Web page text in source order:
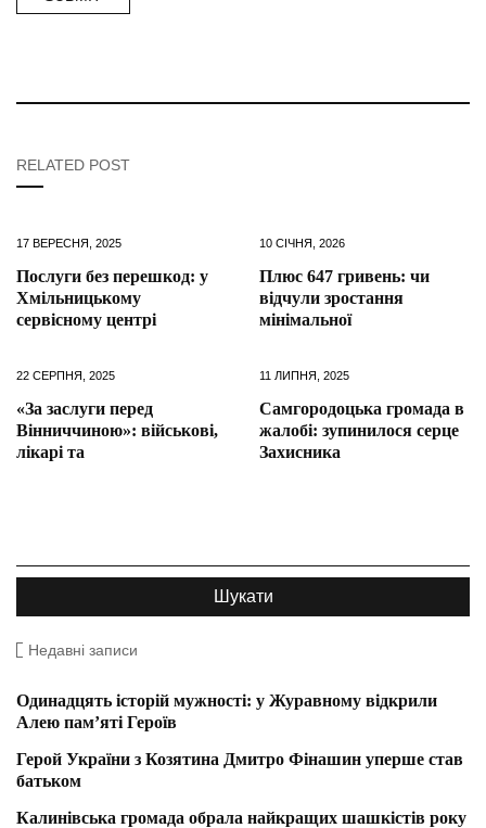
RELATED POST
17 ВЕРЕСНЯ, 2025
Послуги без перешкод: у
Хмільницькому
сервісному центрі
10 СІЧНЯ, 2026
Плюс 647 гривень: чи
відчули зростання
мінімальної
22 СЕРПНЯ, 2025
«За заслуги перед
Вінниччиною»: військові,
лікарі та
11 ЛИПНЯ, 2025
Самгородоцька громада в
жалобі: зупинилося серце
Захисника
Недавні записи
Одинадцять історій мужності: у Журавному відкрили
Алею пам’яті Героїв
Герой України з Козятина Дмитро Фінашин уперше став
батьком
Калинівська громада обрала найкращих шашкістів року